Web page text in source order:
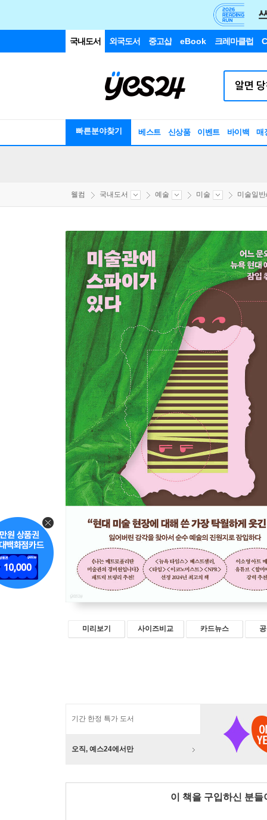
국내도서 외국도서 중고샵 eBook 크레마클럽
빠른분야찾기 베스트 신상품 이벤트 바이백 매
웰컴 국내도서 예술 미술 미술일
미리보기 사이즈비교 카드뉴스
기간 한정 특가 도서
오직, 예스24에서만
이 책을 구입하신 분